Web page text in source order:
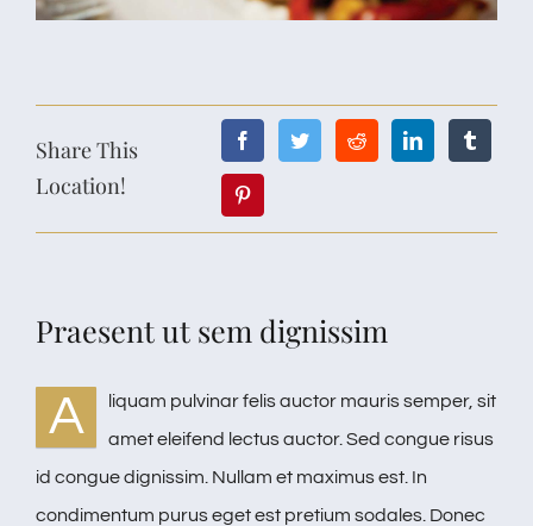
Share This
Location!
Praesent ut sem dignissim
A
liquam pulvinar felis auctor mauris semper, sit
amet eleifend lectus auctor. Sed congue risus
id congue dignissim. Nullam et maximus est. In
condimentum purus eget est pretium sodales. Donec